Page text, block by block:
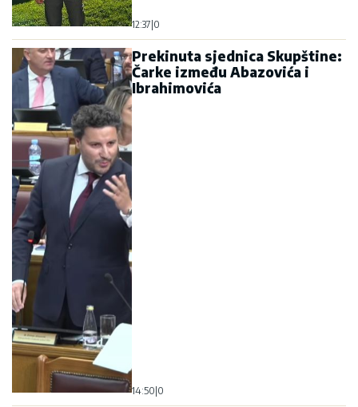
12:37|0
Prekinuta sjednica Skupštine:
Čarke između Abazovića i
Ibrahimovića
14:50|0